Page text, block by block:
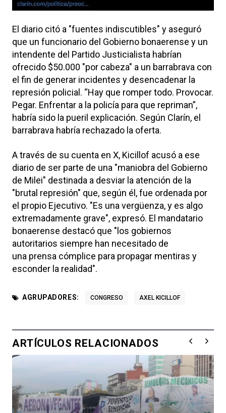
El diario citó a "fuentes indiscutibles" y aseguró
que un funcionario del Gobierno bonaerense y un
intendente del Partido Justicialista habrían
ofrecido $50.000 "por cabeza" a un barrabrava con
el fin de generar incidentes y desencadenar la
represión policial. “Hay que romper todo. Provocar.
Pegar. Enfrentar a la policía para que repriman”,
habría sido la pueril explicación. Según Clarín, el
barrabrava habría rechazado la oferta.
A través de su cuenta en X, Kicillof acusó a ese
diario de ser parte de una "maniobra del Gobierno
de Milei" destinada a desviar la atención de la
"brutal represión" que, según él, fue ordenada por
el propio Ejecutivo. "Es una vergüenza, y es algo
extremadamente grave", expresó. El mandatario
bonaerense destacó que "los gobiernos
autoritarios siempre han necesitado de
una prensa cómplice para propagar mentiras y
esconder la realidad".
AGRUPADORES: CONGRESO AXEL KICILLOF
ARTÍCULOS RELACIONADOS